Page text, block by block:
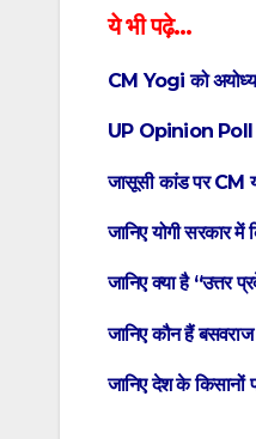
ये भी पढ़े…
CM Yogi को
UP Opinion Poll
जासूसी कांड पर CM
जानिए योगी सरकार में
जानिए क्या है
जानिए कौन हैं
जानिए देश के किसानों